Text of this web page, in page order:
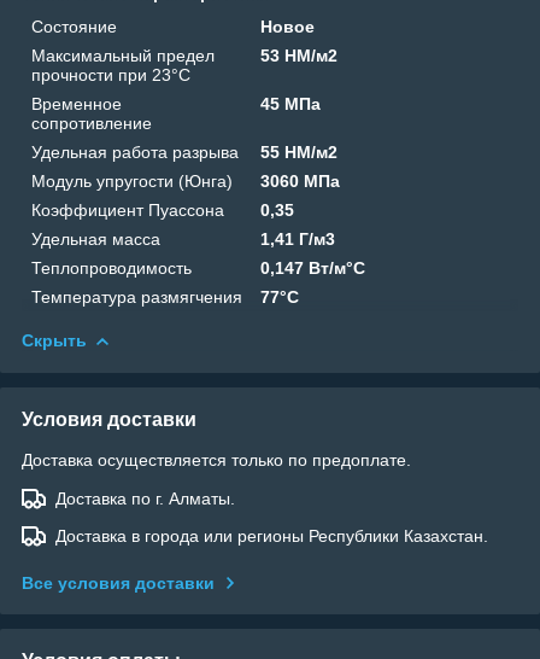
Состояние
Новое
Максимальный предел
прочности при 23°C
53 HM/м2
Временное
сопротивление
45 МПа
Удельная работа разрыва
55 HM/м2
Модуль упругости (Юнга)
3060 МПа
Коэффициент Пуассона
0,35
Удельная масса
1,41 Г/м3
Теплопроводимость
0,147 Вт/м°C
Температура размягчения
77°C
Скрыть
Условия доставки
Доставка осуществляется только по предоплате.
Доставка по г. Алматы.
Доставка в города или регионы Республики Казахстан.
Все условия доставки